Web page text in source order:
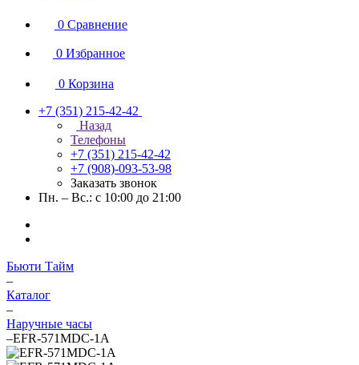
0 Сравнение
0 Избранное
0 Корзина
+7 (351) 215-42-42
Назад
Телефоны
+7 (351) 215-42-42
+7 (908)-093-53-98
Заказать звонок
Пн. – Вс.: с 10:00 до 21:00
Бьюти Тайм
–
Каталог
–
Наручные часы
–EFR-571MDC-1A